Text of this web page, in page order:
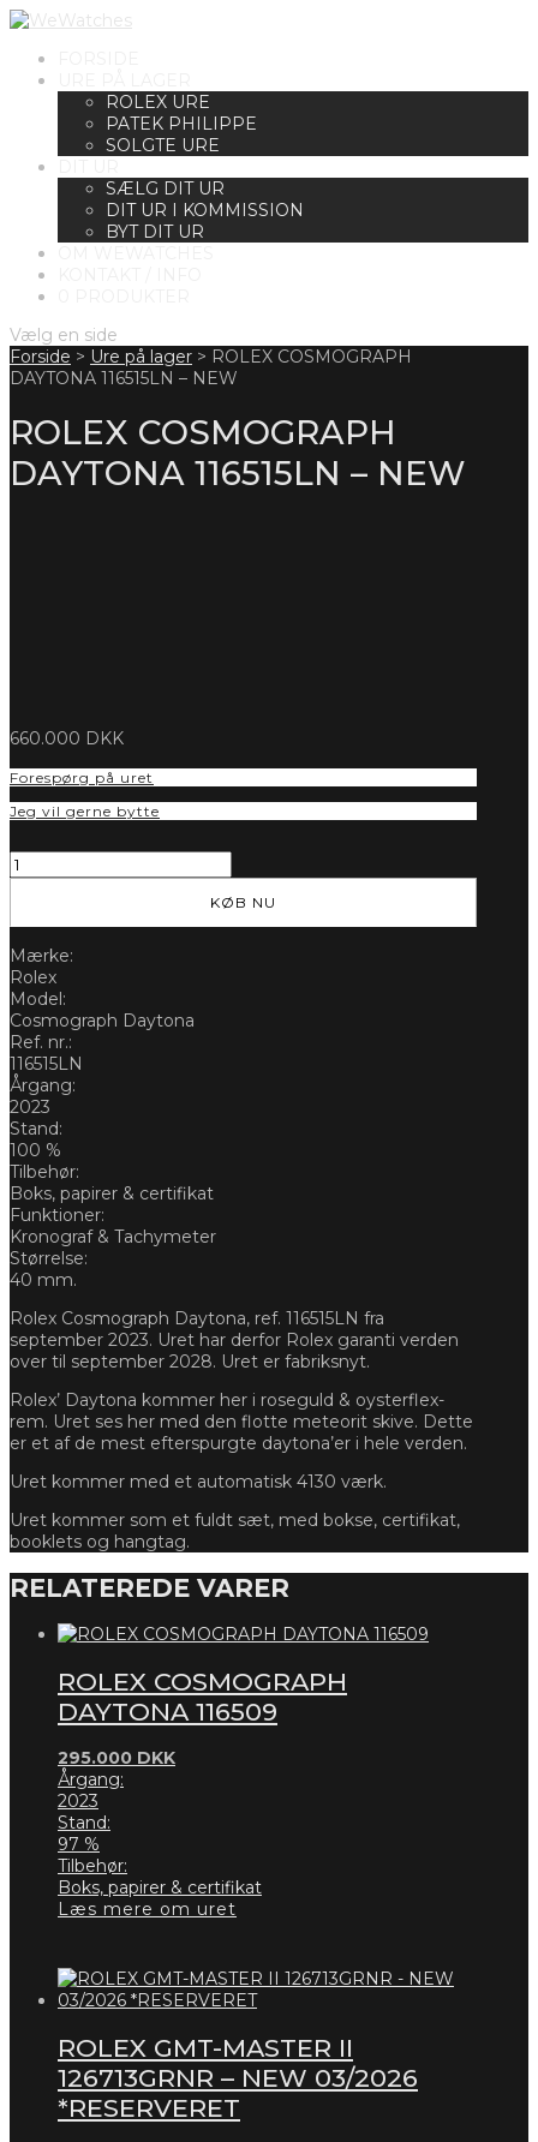
ROLEX URE
PATEK PHILIPPE
SOLGTE URE
SÆLG DIT UR
DIT UR I KOMMISSION
BYT DIT UR
Vælg en side
Forside > Ure på lager > ROLEX COSMOGRAPH
DAYTONA 116515LN – NEW
ROLEX COSMOGRAPH
DAYTONA 116515LN – NEW
660.000 DKK
Forespørg på uret
Jeg vil gerne bytte
ROLEX
COSMOGRAPH
116515LN
-
NEW
antal
KØB NU
Mærke:
Rolex
Model:
Cosmograph Daytona
Ref. nr.:
116515LN
Årgang:
2023
Stand:
100 %
Tilbehør:
Boks, papirer & certifikat
Funktioner:
Kronograf & Tachymeter
Størrelse:
40 mm.
Rolex Cosmograph Daytona, ref. 116515LN fra
september 2023. Uret har derfor Rolex garanti verden
over til september 2028. Uret er fabriksnyt.
Rolex’ Daytona kommer her i roseguld & oysterflex-
rem. Uret ses her med den flotte meteorit skive. Dette
er et af de mest efterspurgte daytona’er i hele verden.
Uret kommer med et automatisk 4130 værk.
Uret kommer som et fuldt sæt, med bokse, certifikat,
booklets og hangtag.
RELATEREDE VARER
ROLEX COSMOGRAPH
DAYTONA 116509
295.000 DKK
Årgang:
2023
Stand:
97 %
Tilbehør:
Boks, papirer & certifikat
Læs mere om uret
ROLEX GMT-MASTER II
126713GRNR – NEW 03/2026
*RESERVERET